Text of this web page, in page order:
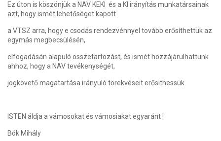
Ez úton is köszönjük a NAV KEKI és a KI irányítás munkatársainak
azt, hogy ismét lehetőséget kapott
a VTSZ arra, hogy e csodás rendezvénnyel tovább erősíthettük az
egymás megbecsülésén,
elfogadásán alapuló összetartozást, és ismét hozzájárulhattunk
ahhoz, hogy a NAV tevékenységét,
jogkövető magatartása irányuló törekvéseit erősithessük.
ISTEN áldja a vámosokat és vámosiakat egyaránt !
Bók Mihály